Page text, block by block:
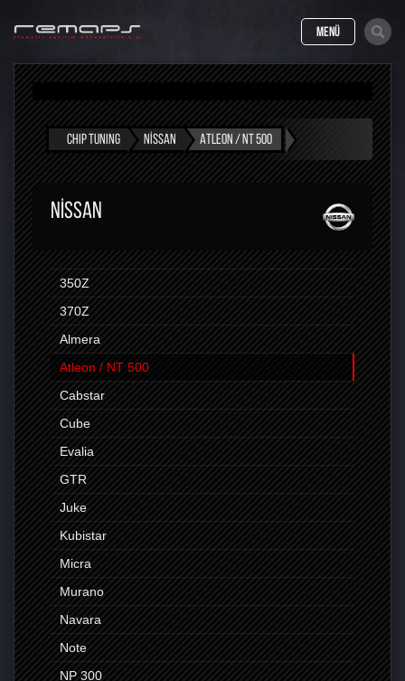
MENÜ
CHIP TUNING NISSAN ATLEON / NT 500
NISSAN
350Z
370Z
Almera
Atleon / NT 500
Cabstar
Cube
Evalia
GTR
Juke
Kubistar
Micra
Murano
Navara
Note
NP 300